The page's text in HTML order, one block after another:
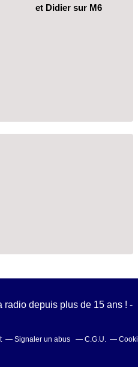
et Didier sur M6
radio depuis plus de 15 ans ! -
Signaler un abus C.G.U.